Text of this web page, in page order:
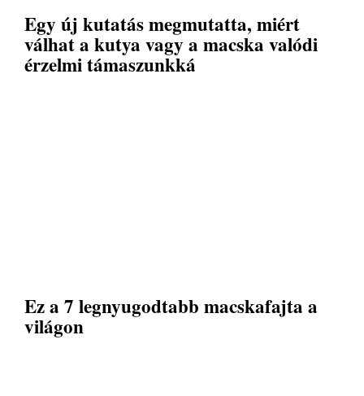
Egy új kutatás megmutatta, miért
válhat a kutya vagy a macska valódi
érzelmi támaszunkká
Ez a 7 legnyugodtabb macskafajta a
világon